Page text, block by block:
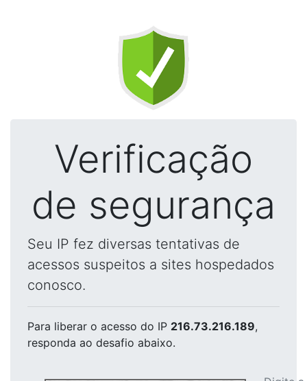
Verificação
de segurança
Seu IP fez diversas tentativas de
acessos suspeitos a sites hospedados
conosco.
Para liberar o acesso do IP 216.73.216.189,
responda ao desafio abaixo.